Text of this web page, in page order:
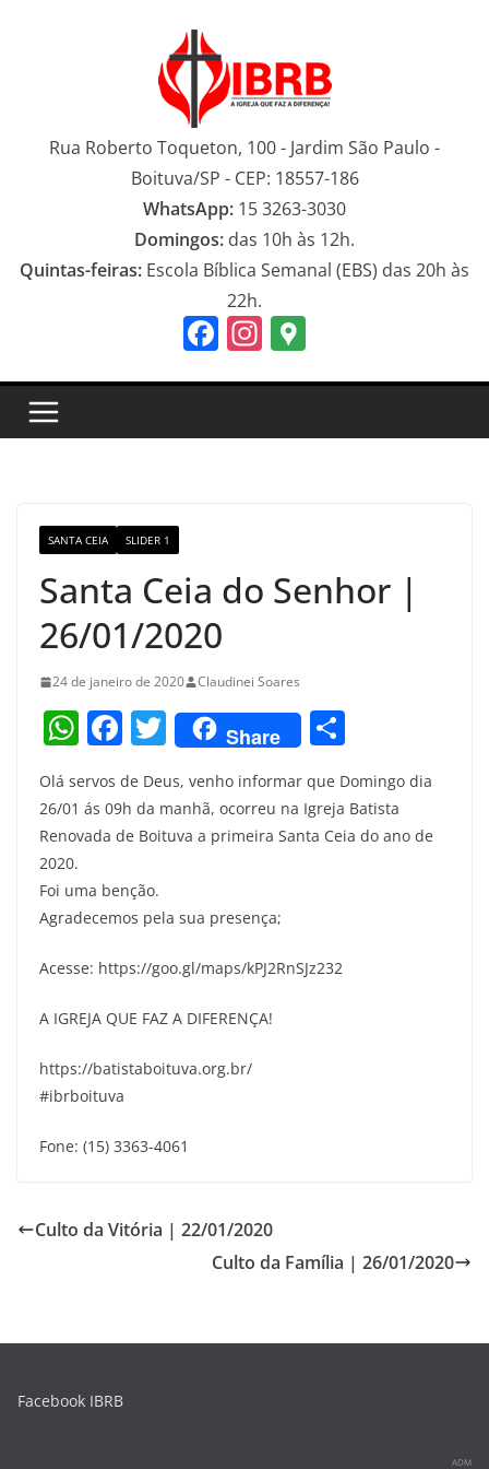
Rua Roberto Toqueton, 100 - Jardim São Paulo -
Boituva/SP - CEP: 18557-186
WhatsApp: 15 3263-3030
Domingos: das 10h às 12h.
Quintas-feiras: Escola Bíblica Semanal (EBS) das 20h às
22h.
F
e
k
In
gr gl
p
s
SANTA CEIA SLIDER 1
Santa Ceia do Senhor |
26/01/2020
24 de janeiro de 2020 Claudinei Soares
W
at
s
p
p
F
a
c
e
o
o
k
T
w
itt
er
Share
ar
e
Olá servos de Deus, venho informar que Domingo dia
26/01 ás 09h da manhã, ocorreu na Igreja Batista
Renovada de Boituva a primeira Santa Ceia do ano de
2020.
Foi uma benção.
Agradecemos pela sua presença;
Acesse: https://goo.gl/maps/kPJ2RnSJz232
A IGREJA QUE FAZ A DIFERENÇA!
https://batistaboituva.org.br/
#ibrboituva
Fone: (15) 3363-4061
Culto da Vitória | 22/01/2020
Culto da Família | 26/01/2020
Facebook IBRB
ADM